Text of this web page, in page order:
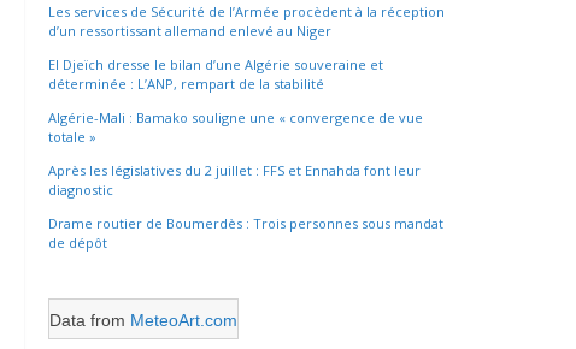
Les services de Sécurité de l’Armée procèdent à la réception
d’un ressortissant allemand enlevé au Niger
El Djeïch dresse le bilan d’une Algérie souveraine et
déterminée : L’ANP, rempart de la stabilité
Algérie-Mali : Bamako souligne une « convergence de vue
totale »
Après les législatives du 2 juillet : FFS et Ennahda font leur
diagnostic
Drame routier de Boumerdès : Trois personnes sous mandat
de dépôt
Data from MeteoArt.com